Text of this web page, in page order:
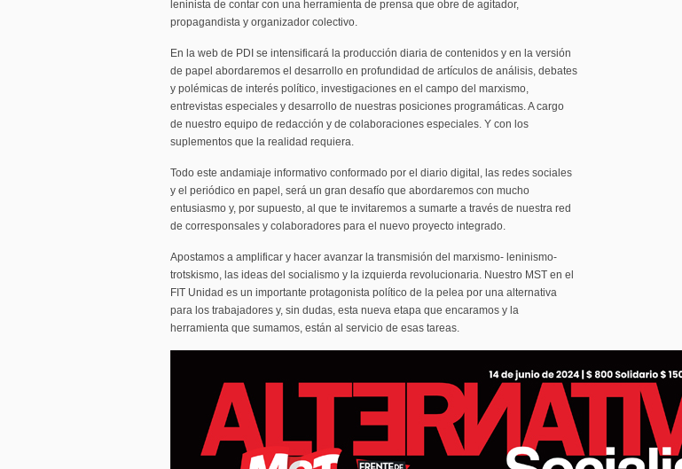
leninista de contar con una herramienta de prensa que obre de agitador,
propagandista y organizador colectivo.
En la web de PDI se intensificará la producción diaria de contenidos y en la versión
de papel abordaremos el desarrollo en profundidad de artículos de análisis, debates
y polémicas de interés político, investigaciones en el campo del marxismo,
entrevistas especiales y desarrollo de nuestras posiciones programáticas. A cargo
de nuestro equipo de redacción y de colaboraciones especiales. Y con los
suplementos que la realidad requiera.
Todo este andamiaje informativo conformado por el diario digital, las redes sociales
y el periódico en papel, será un gran desafío que abordaremos con mucho
entusiasmo y, por supuesto, al que te invitaremos a sumarte a través de nuestra red
de corresponsales y colaboradores para el nuevo proyecto integrado.
Apostamos a amplificar y hacer avanzar la transmisión del marxismo- leninismo-
trotskismo, las ideas del socialismo y la izquierda revolucionaria. Nuestro MST en el
FIT Unidad es un importante protagonista político de la pelea por una alternativa
para los trabajadores y, sin dudas, esta nueva etapa que encaramos y la
herramienta que sumamos, están al servicio de esas tareas.